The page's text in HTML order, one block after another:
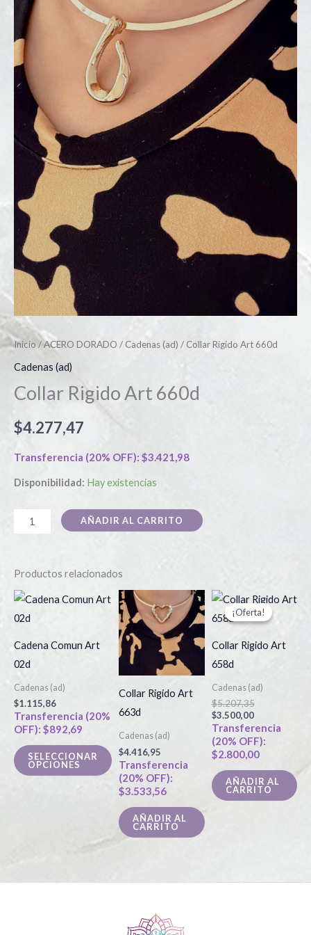
Inicio /ACERO DORADO /Cadenas (ad) / Collar Rigido Art 660d
Cadenas (ad)
Collar Rigido Art 660d
$4.277,47
Transferencia (20% OFF): $3.421,98
Disponibilidad: Hay existencias
AÑADIR AL CARRITO
Productos relacionados
Cadena Comun Art
02d
Cadenas (ad)
$1.115,86
Transferencia (20%
OFF): $892,69
SELECCIONAR
OPCIONES
Este
producto
tiene
múltiples
variantes.
Las
opciones
se
pueden
elegir
en
página
Collar Rigido Art
663d
Cadenas (ad)
$4.416,95
Transferencia
(20% OFF):
$3.533,56
AÑADIR AL
CARRITO
¡Oferta!
¡Oferta!
Collar Rigido Art
658d
Cadenas (ad)
$5.207,35
El
precio
original
$5.207,35.
$3.500,00
El
precio
actual
$3.500,00.
Transferencia
(20% OFF):
$2.800,00
AÑADIR AL
CARRITO